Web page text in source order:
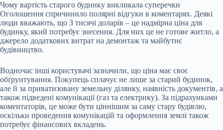
Чому вартість старого будинку викликала суперечки
Оголошення спричинило полярні відгуки в коментарях. Деякі
люди вважають, що 3 тисячі доларів – це надмірна ціна для
будинку, який потребує знесення. Для них це не готове житло, а
джерело додаткових витрат на демонтаж та майбутнє
будівництво.
Водночас інші користувачі зазначили, що ціна має своє
обґрунтування. Покупець сплачує не лише за старий будинок,
але й за приватизовану земельну ділянку, наявність документів, а
також підведені комунікації (газ та електрику). За підрахунками
коментаторів, це може бути ціннішим за саму стару будівлю,
оскільки проведення комунікацій та оформлення землі також
потребує фінансових вкладень.